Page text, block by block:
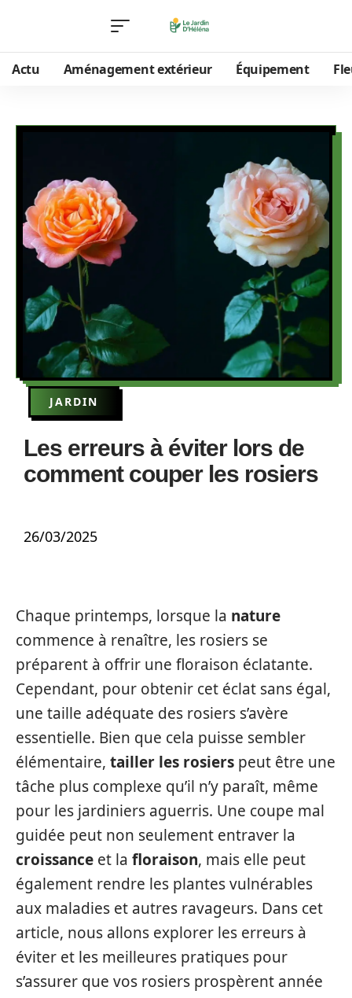
Actu Aménagement extérieur Équipement
JARDIN
Les erreurs à éviter lors de
comment couper les rosiers
26/03/2025
Chaque printemps, lorsque la nature
commence à renaître, les rosiers se
préparent à offrir une floraison éclatante.
Cependant, pour obtenir cet éclat sans égal,
une taille adéquate des rosiers s’avère
essentielle. Bien que cela puisse sembler
élémentaire, tailler les rosiers peut être une
tâche plus complexe qu’il n’y paraît, même
pour les jardiniers aguerris. Une coupe mal
guidée peut non seulement entraver la
croissance et la floraison, mais elle peut
également rendre les plantes vulnérables
aux maladies et autres ravageurs. Dans cet
article, nous allons explorer les erreurs à
éviter et les meilleures pratiques pour
s’assurer que vos rosiers prospèrent année